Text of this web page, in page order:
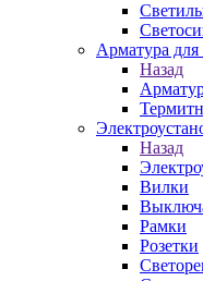
Арматура
Назад
Назад
Вилки
Рамки
Розетки